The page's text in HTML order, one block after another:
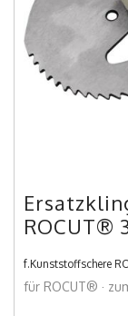
ROCUT®
f.Kunststoffschere
für ROCUT® ·